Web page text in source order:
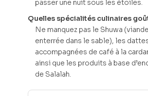
passer une nuit sous les étoiles.
Quelles spécialités culinaires
Ne manquez pas le Shuwa
enterrée dans le sable), les
accompagnées de café à la
ainsi que les produits à base
de Salalah.